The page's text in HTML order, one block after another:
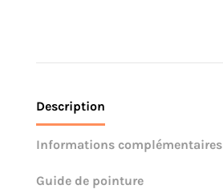
Description
Informations complémentaires
Guide de pointure